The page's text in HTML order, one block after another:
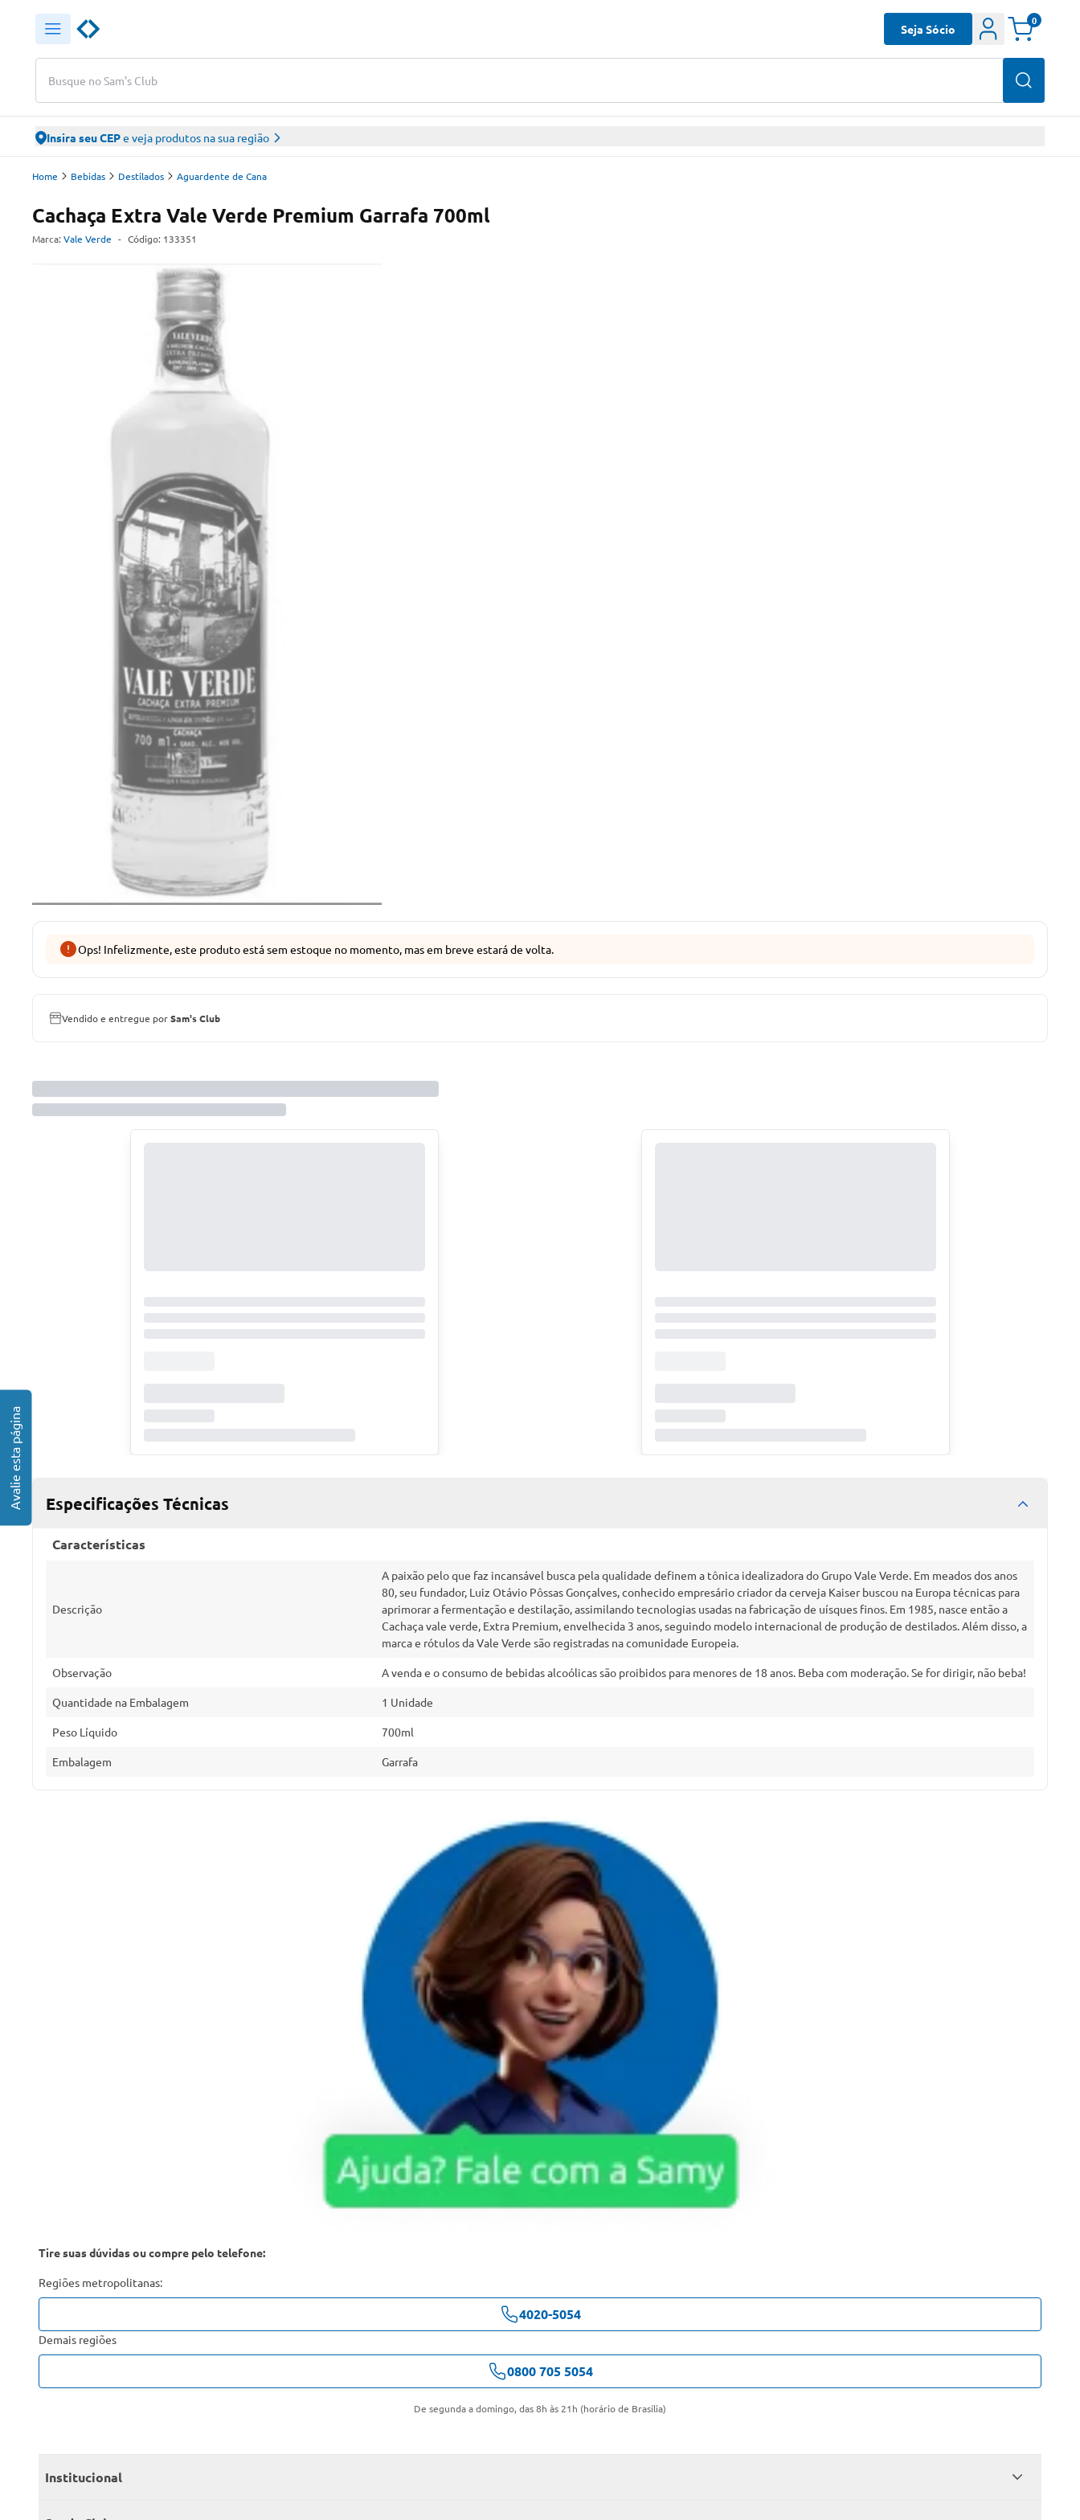
Busque no Sam's Club
Seja Sócio
0
Insira seu CEPe veja produtos na sua região
Home Bebidas Destilados Aguardente de Cana
Cachaça Extra Vale Verde Premium Garrafa 700ml
Marca: Vale Verde - Código: 133351
Ops! Infelizmente, este produto está sem estoque no momento, mas em breve estará de volta.
Vendido e entregue porSam's Club
Especificações Técnicas
Características
Descrição
A paixão pelo que faz incansável busca pela qualidade definem a tônica idealizadora do Grupo Vale Verde. Em meados dos anos
80, seu fundador, Luiz Otávio Pôssas Gonçalves, conhecido empresário criador da cerveja Kaiser buscou na Europa técnicas para
aprimorar a fermentação e destilação, assimilando tecnologias usadas na fabricação de uísques finos. Em 1985, nasce então a
Cachaça vale verde, Extra Premium, envelhecida 3 anos, seguindo modelo internacional de produção de destilados. Além disso, a
marca e rótulos da Vale Verde são registradas na comunidade Europeia.
Observação A venda e o consumo de bebidas alcoólicas são proibidos para menores de 18 anos. Beba com moderação. Se for dirigir, não beba!
Quantidade na Embalagem 1 Unidade
Peso Líquido 700ml
Embalagem Garrafa
Tire suas dúvidas ou compre pelo telefone:
Regiões metropolitanas:
4020-5054
Demais regiões
0800 705 5054
De segunda a domingo, das 8h às 21h (horário de Brasília)
Institucional
Quem somos